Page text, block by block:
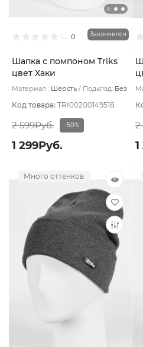
0 Закончился
Шапка с помпоном Triks
цвет Хаки
Материал : Шерсть Подклад: Без
Код товара: TRI00200149518
2 599Руб. -50%
1 299Руб.
2
Много оттенков